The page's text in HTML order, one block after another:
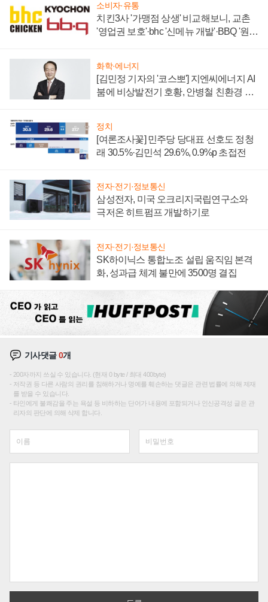
소비자·유통
치킨3사 '가맹점 상생' 비교해보니, 교촌
'영업권 보호'·bhc '신메뉴 개발'·BBQ '원가
화학·에너지
[김민정 기자의 '코스뽀'] 지엔씨에너지 AI
붐에 비상발전기 호황, 안병철 친환경 에
정치
[여론조사꽃] 민주당 당대표 선호도 정청
래 30.5%·김민석 29.6%, 0.9%p 초접전
전자·전기·정보통신
삼성전자, 미국 오크리지국립연구소와
극저온 히트펌프 개발하기로
전자·전기·정보통신
SK하이닉스 통합노조 설립 움직임 본격
화, 성과급 체계 불만에 3500명 결집
기사댓글0개
200자까지 쓰실 수 있습니다. (현재 0 byte / 최대 400byte)
저작권 등 다른 사람의 권리를 침해하거나 명예를 훼손하는 댓글은 관련 법률에 의해 제재
를 받을 수 있습니다.
타인에게 불쾌감을 주는 욕설 등 비하하는 단어가 내용에 포함되거나 인신공격성 글은 관
리자의 판단에 의해 삭제 합니다.